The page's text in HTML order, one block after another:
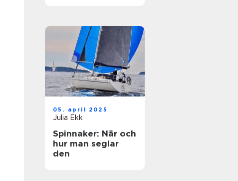
05. april 2025
Julia Ekk
Spinnaker: När och
hur man seglar
den